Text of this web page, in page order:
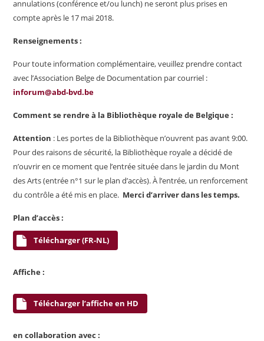
annulations (conférence et/ou lunch) ne seront plus prises en
compte après le 17 mai 2018.
Renseignements :
Pour toute information complémentaire, veuillez prendre contact
avec l’Association Belge de Documentation par courriel :
inforum@abd-bvd.be
Comment se rendre à la Bibliothèque royale de Belgique :
Attention : Les portes de la Bibliothèque n’ouvrent pas avant 9:00.
Pour des raisons de sécurité, la Bibliothèque royale a décidé de
n’ouvrir en ce moment que l’entrée située dans le jardin du Mont
des Arts (entrée n°1 sur le plan d’accès). À l’entrée, un renforcement
du contrôle a été mis en place. Merci d’arriver dans les temps.
Plan d’accès :
Télécharger (FR-NL)
Affiche :
Télécharger l’affiche en HD
en collaboration avec :